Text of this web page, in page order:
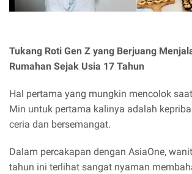
Tukang Roti Gen Z yang Berjuang
Rumahan Sejak Usia 17 Tahun
Hal pertama yang mungkin mencolok
Min untuk pertama kalinya adalah
ceria dan bersemangat.
Dalam percakapan dengan AsiaOne,
tahun ini terlihat sangat nyaman